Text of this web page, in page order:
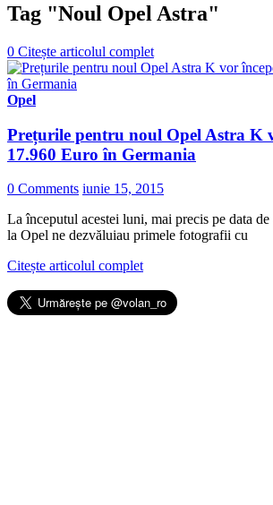
Tag "Noul Opel Astra"
0 Citește articolul complet
Opel
Prețurile pentru noul Opel Astra K
17.960 Euro în Germania
0 Comments iunie 15, 2015
La începutul acestei luni, mai precis pe data
la Opel ne dezvăluiau primele fotografii cu
Citește articolul complet